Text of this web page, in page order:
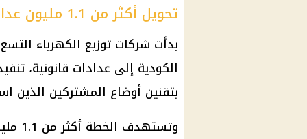
تحويل أكثر من 1.1 مليون عداد كودي
بدأت شركات توزيع الكهرباء التسع
الكودية إلى عدادات قانونية،
بتقنين أوضاع المشتركين الذين